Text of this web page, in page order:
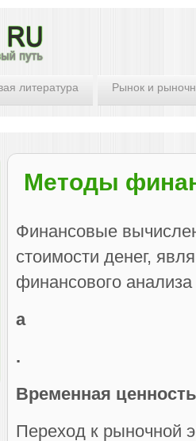
литература Рынок и
Методы
Финансовые
стоимости денег,
финансового
a
.
Временная
Переход к рыночной